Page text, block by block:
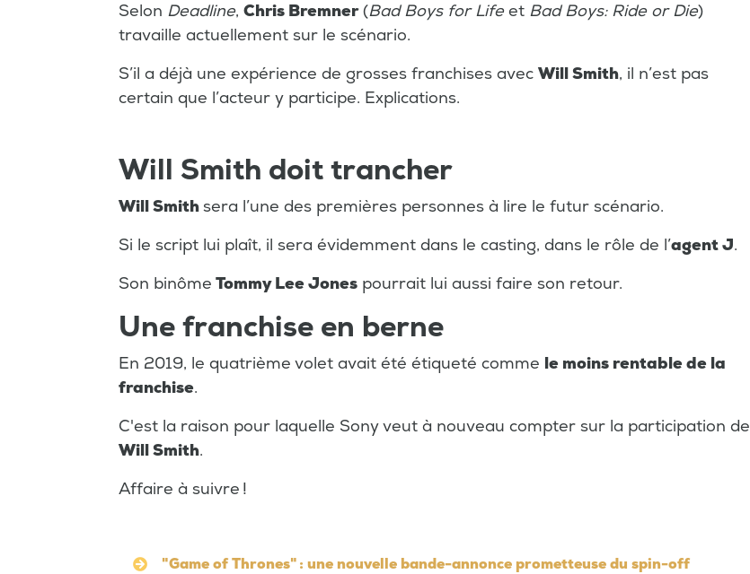
Selon Deadline, Chris Bremner(Bad Boys for Lifeet Bad Boys: Ride or Die)
travaille actuellement sur le scénario.
S’il a déjà une expérience de grosses franchises avec Will Smith, il n’est pas
certain que l’acteur y participe. Explications.
Will Smith doit trancher
Will Smithsera l’une des premières personnes à lire le futur scénario.
Si le script lui plaît, il sera évidemment dans le casting, dans le rôle de l’agent J.
Son binôme Tommy Lee Jones pourrait lui aussi faire son retour.
Une franchise en berne
En 2019, le quatrième volet avait été étiqueté comme le moins rentable de la
franchise.
C'est la raison pour laquelle Sony veut à nouveau compter sur la participation de
Will Smith.
Affaire à suivre !
"Game of Thrones" : une nouvelle bande-annonce prometteuse du spin-off